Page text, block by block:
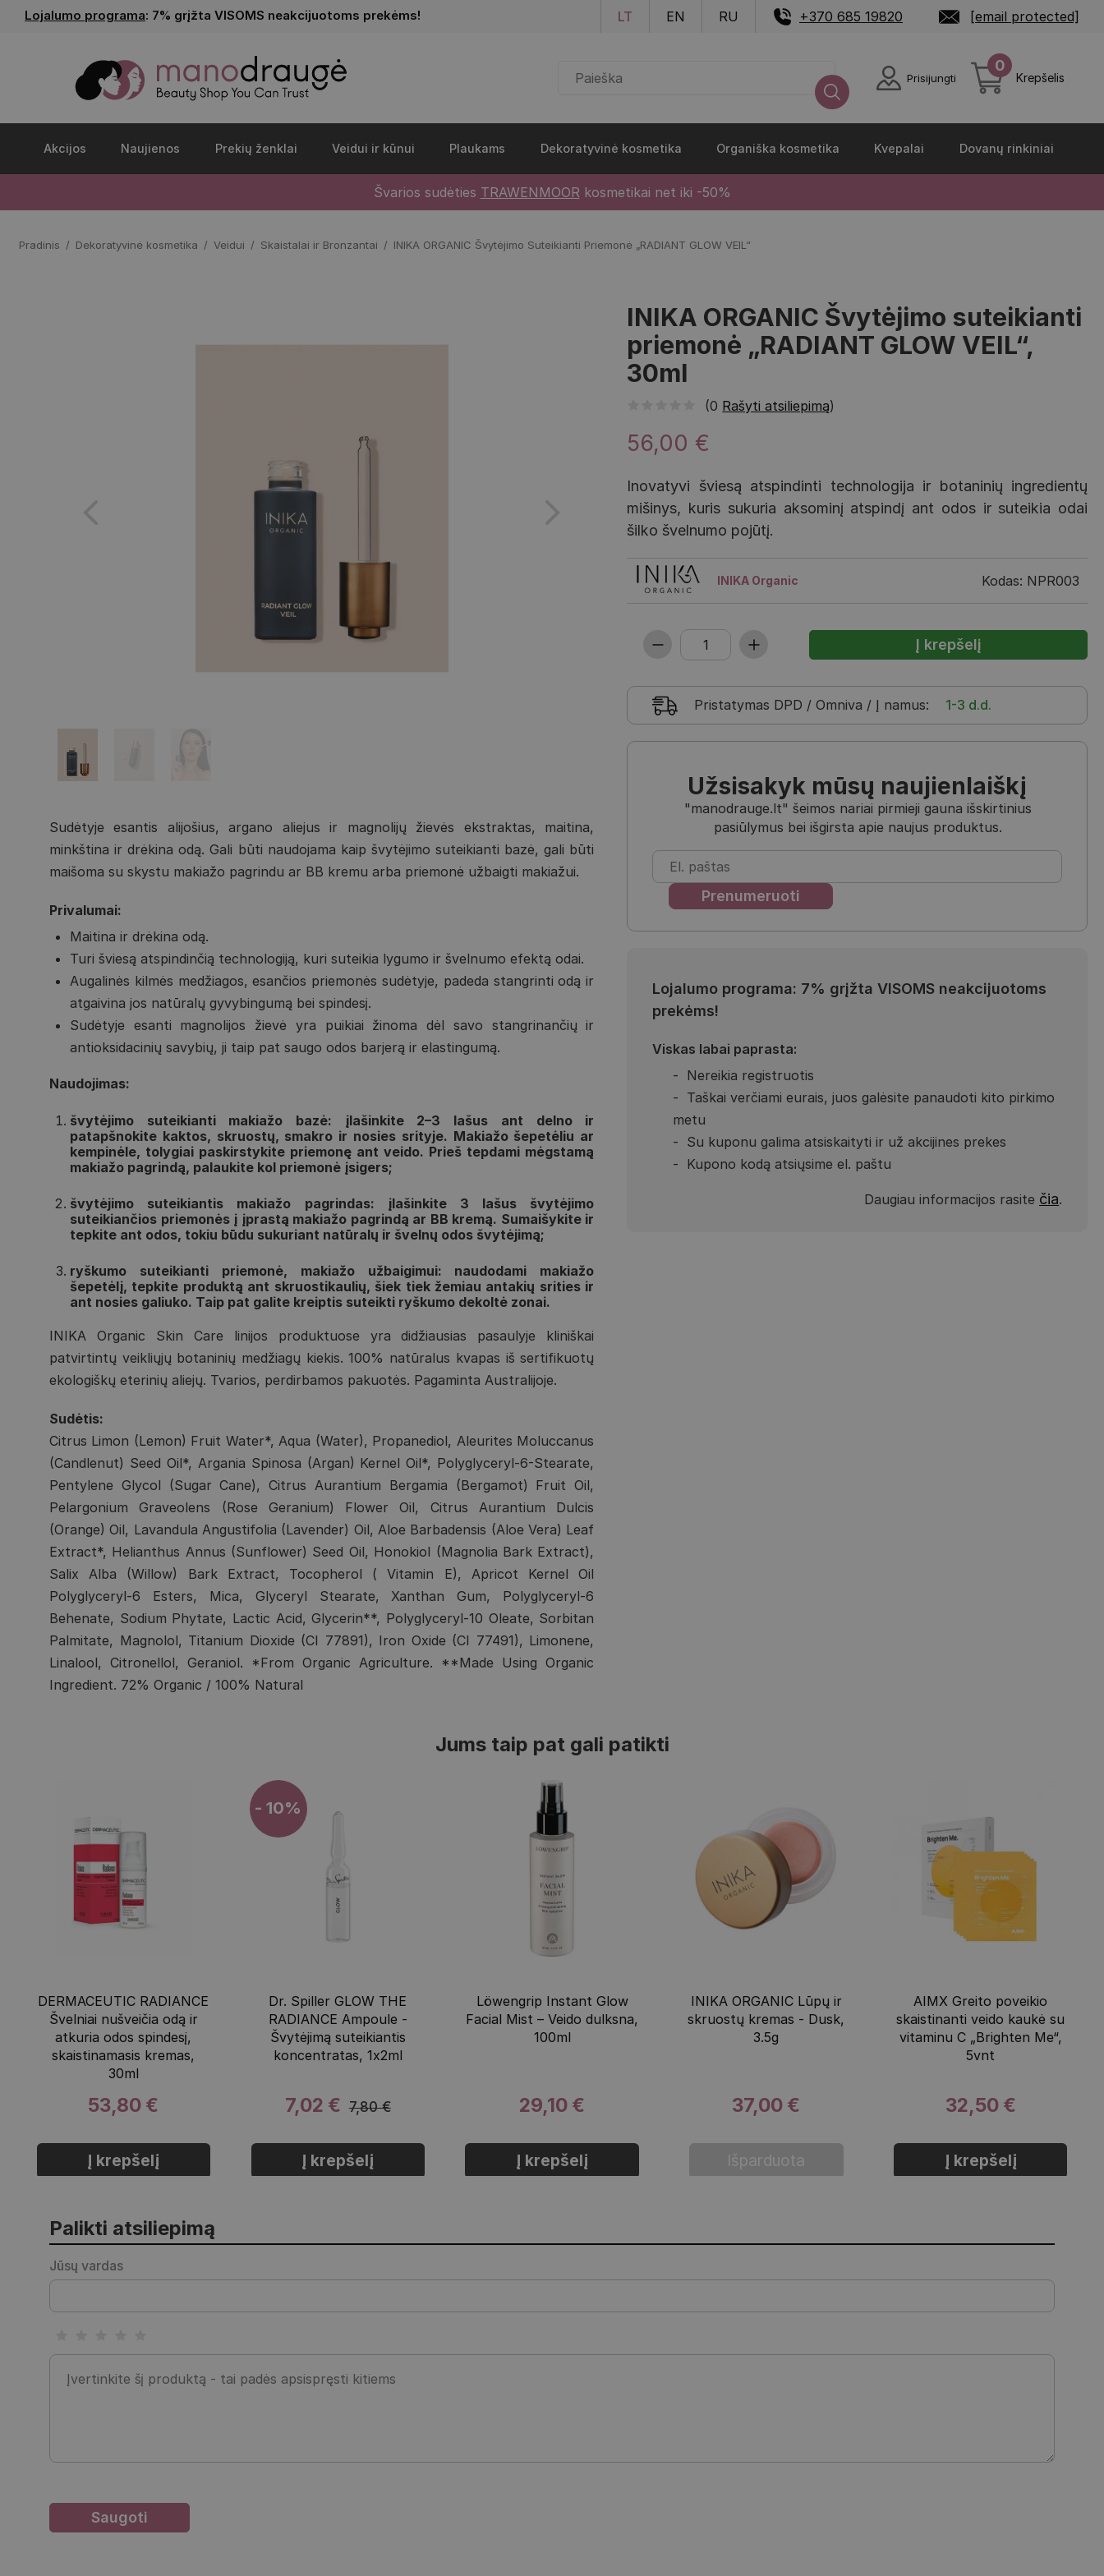
Pereiti į pagrindinį turinį
Lojalumo programa: 7% grįžta VISOMS neakcijuotoms prekėms! LT EN RU +370 685 19820 [email protected]
Prisijungti
0
Krepšelis
Akcijos Naujienos Prekių ženklai Veidui ir kūnui Plaukams Dekoratyvinė kosmetika Organiška kosmetika Kvepalai Dovanų rinkiniai
Švarios sudėties TRAWENMOOR kosmetikai net iki -50%
Pradinis Dekoratyvinė kosmetika Veidui Skaistalai ir Bronzantai INIKA ORGANIC Švytėjimo Suteikianti Priemonė „RADIANT GLOW VEIL“
INIKA ORGANIC Švytėjimo suteikianti
priemonė „RADIANT GLOW VEIL“,
30ml
(0 Rašyti atsiliepimą)
56,00 €
Inovatyvi šviesą atspindinti technologija ir botaninių ingredientų
mišinys, kuris sukuria aksominį atspindį ant odos ir suteikia odai
šilko švelnumo pojūtį.
INIKA Organic Kodas: NPR003
Pristatymas DPD / Omniva / Į namus: 1-3 d.d.
Užsisakyk mūsų naujienlaiškį
"manodrauge.lt" šeimos nariai pirmieji gauna išskirtinius
pasiūlymus bei išgirsta apie naujus produktus.
Lojalumo programa: 7% grįžta VISOMS neakcijuotoms
prekėms!
Viskas labai paprasta:
Nereikia registruotis
Taškai verčiami eurais, juos galėsite panaudoti kito pirkimo
metu
Su kuponu galima atsiskaityti ir už akcijines prekes
Kupono kodą atsiųsime el. paštu
Daugiau informacijos rasite čia.
Sudėtyje esantis alijošius, argano aliejus ir magnolijų žievės ekstraktas, maitina,
minkština ir drėkina odą. Gali būti naudojama kaip švytėjimo suteikianti bazė, gali būti
maišoma su skystu makiažo pagrindu ar BB kremu arba priemonė užbaigti makiažui.
Privalumai:
Maitina ir drėkina odą.
Turi šviesą atspindinčią technologiją, kuri suteikia lygumo ir švelnumo efektą odai.
Augalinės kilmės medžiagos, esančios priemonės sudėtyje, padeda stangrinti odą ir
atgaivina jos natūralų gyvybingumą bei spindesį.
Sudėtyje esanti magnolijos žievė yra puikiai žinoma dėl savo stangrinančių ir
antioksidacinių savybių, ji taip pat saugo odos barjerą ir elastingumą.
Naudojimas:
švytėjimo suteikianti makiažo bazė: įlašinkite 2–3 lašus ant delno ir
patapšnokite kaktos, skruostų, smakro ir nosies srityje. Makiažo šepetėliu ar
kempinėle, tolygiai paskirstykite priemonę ant veido. Prieš tepdami mėgstamą
makiažo pagrindą, palaukite kol priemonė įsigers;
švytėjimo suteikiantis makiažo pagrindas: įlašinkite 3 lašus švytėjimo
suteikiančios priemonės į įprastą makiažo pagrindą ar BB kremą. Sumaišykite ir
tepkite ant odos, tokiu būdu sukuriant natūralų ir švelnų odos švytėjimą;
ryškumo suteikianti priemonė, makiažo užbaigimui: naudodami makiažo
šepetėlį, tepkite produktą ant skruostikaulių, šiek tiek žemiau antakių srities ir
ant nosies galiuko. Taip pat galite kreiptis suteikti ryškumo dekoltė zonai.
INIKA Organic Skin Care linijos produktuose yra didžiausias pasaulyje kliniškai
patvirtintų veikliųjų botaninių medžiagų kiekis. 100% natūralus kvapas iš sertifikuotų
ekologiškų eterinių aliejų. Tvarios, perdirbamos pakuotės. Pagaminta Australijoje.
Sudėtis:
Citrus Limon (Lemon) Fruit Water*, Aqua (Water), Propanediol, Aleurites Moluccanus
(Candlenut) Seed Oil*, Argania Spinosa (Argan) Kernel Oil*, Polyglyceryl-6-Stearate,
Pentylene Glycol (Sugar Cane), Citrus Aurantium Bergamia (Bergamot) Fruit Oil,
Pelargonium Graveolens (Rose Geranium) Flower Oil, Citrus Aurantium Dulcis
(Orange) Oil, Lavandula Angustifolia (Lavender) Oil, Aloe Barbadensis (Aloe Vera) Leaf
Extract*, Helianthus Annus (Sunflower) Seed Oil, Honokiol (Magnolia Bark Extract),
Salix Alba (Willow) Bark Extract, Tocopherol ( Vitamin E), Apricot Kernel Oil
Polyglyceryl-6 Esters, Mica, Glyceryl Stearate, Xanthan Gum, Polyglyceryl-6
Behenate, Sodium Phytate, Lactic Acid, Glycerin**, Polyglyceryl-10 Oleate, Sorbitan
Palmitate, Magnolol, Titanium Dioxide (CI 77891), Iron Oxide (CI 77491), Limonene,
Linalool, Citronellol, Geraniol. *From Organic Agriculture. **Made Using Organic
Ingredient. 72% Organic / 100% Natural
Jums taip pat gali patikti
DERMACEUTIC RADIANCE
Švelniai nušveičia odą ir
atkuria odos spindesį,
skaistinamasis kremas,
30ml
53,80 €
Į krepšelį
Dr. Spiller GLOW THE
RADIANCE Ampoule -
Švytėjimą suteikiantis
koncentratas, 1x2ml
7,02 € 7,80 €
Į krepšelį
- 10%
Löwengrip Instant Glow
Facial Mist – Veido dulksna,
100ml
29,10 €
Į krepšelį
INIKA ORGANIC Lūpų ir
skruostų kremas - Dusk,
3.5g
37,00 €
Išparduota
AIMX Greito poveikio
skaistinanti veido kaukė su
vitaminu C „Brighten Me“,
5vnt
32,50 €
Į krepšelį
Palikti atsiliepimą
Jūsų vardas